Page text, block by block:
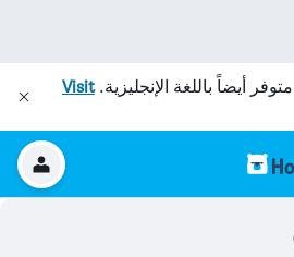
متوفر أيضاً باللغة الإنجليزية.Visit